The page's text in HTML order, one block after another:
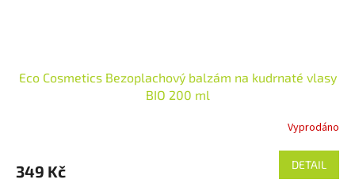
Eco Cosmetics Bezoplachový balzám na kudrnaté vlasy
BIO 200 ml
je
Vyprodáno
349 Kč DETAIL